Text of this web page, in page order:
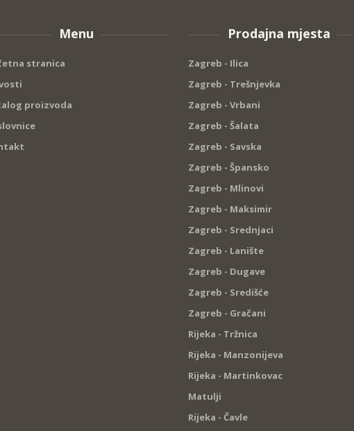
Menu
stranica
proizvoda
Prodajna mjesta
Zagreb - Ilica
Zagreb - Trešnjevka
Zagreb - Vrbani
Zagreb - Šalata
Zagreb - Savska
Zagreb - Špansko
Zagreb - Mlinovi
Zagreb - Maksimir
Zagreb - Srednjaci
Zagreb - Lanište
Zagreb - Dugave
Zagreb - Središće
Zagreb - Gračani
Rijeka - Tržnica
Rijeka - Manzonijeva
Rijeka - Martinkovac
Matulji
Rijeka - Čavle